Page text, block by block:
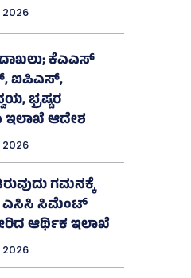
2026
ಕೆಎಎಸ್
ಐಪಿಎಸ್‌,
ಭ್ರಷ್ಟರ
ಇಲಾಖೆ ಆದೇಶ
2026
ಗಮನಕ್ಕೆ
ಎಸಿಸಿ ಸಿಮೆಂಟ್
ಆರ್ಥಿಕ ಇಲಾಖೆ
2026